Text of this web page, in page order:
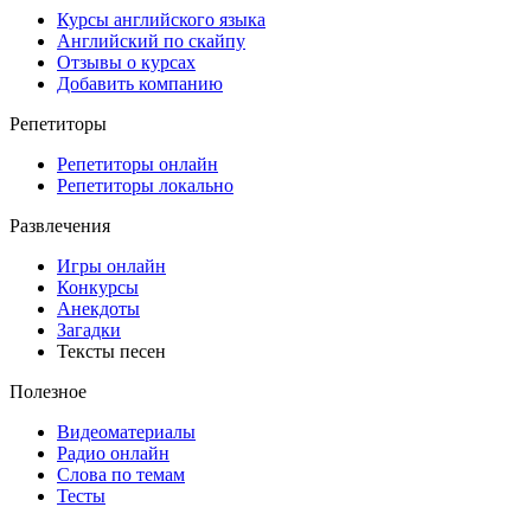
Курсы английского языка
Английский по скайпу
Отзывы о курсах
Добавить компанию
Репетиторы
Репетиторы онлайн
Репетиторы локально
Развлечения
Игры онлайн
Конкурсы
Анекдоты
Загадки
Тексты песен
Полезное
Видеоматериалы
Радио онлайн
Слова по темам
Тесты